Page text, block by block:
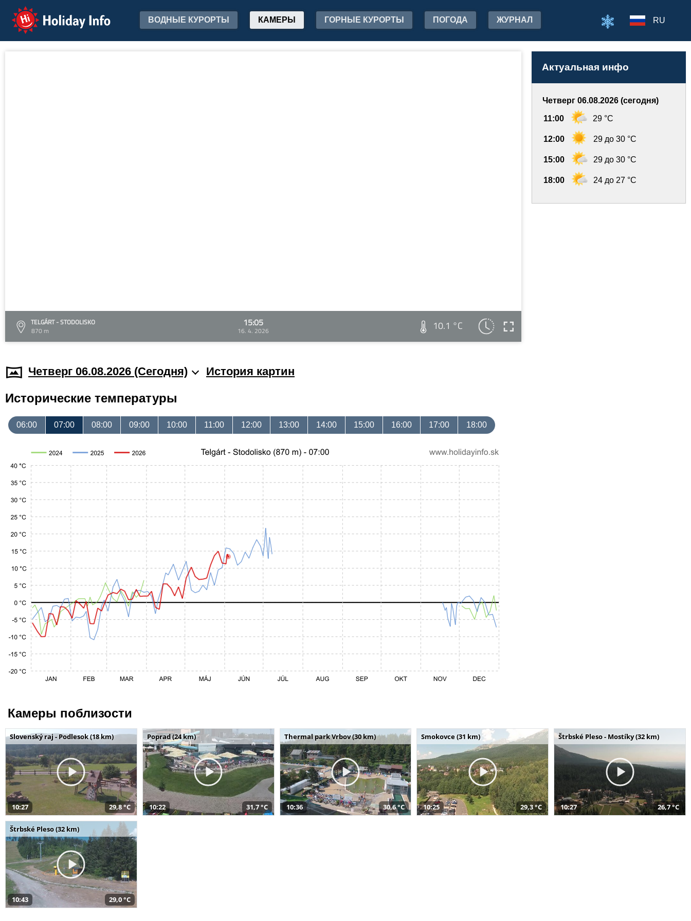
Holiday Info ВОДНЫЕ КУРОРТЫ КАМЕРЫ ГОРНЫЕ КУРОРТЫ ПОГОДА ЖУРНАЛ RU
TELGÁRT - STODOLISKO
870 m
15:05
16. 4. 2026 10.1 °C
Актуальная инфо
Четверг 06.08.2026 (сегодня)
11:00 29 °C
12:00 29 до 30 °C
15:00 29 до 30 °C
18:00 24 до 27 °C
Четверг 06.08.2026 (Cегодня) История картин
Исторические температуры
06:00 07:00 08:00 09:00 10:00 11:00 12:00 13:00 14:00 15:00 16:00 17:00 18:00
Камеры поблизости
Slovenský raj - Podlesok (18 km)
10:27 29,8 °C
Poprad (24 km)
10:22 31,7 °C
Thermal park Vrbov (30 km)
10:36 30,6 °C
Smokovce (31 km)
10:25 29,3 °C
Štrbské Pleso - Mostíky (32 km)
10:27 26,7 °C
Štrbské Pleso (32 km)
10:43 29,0 °C